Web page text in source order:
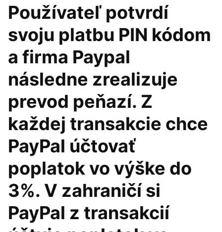
Používateľ potvrdí
svoju platbu PIN kódom
a firma Paypal
následne zrealizuje
prevod peňazí. Z
každej transakcie chce
PayPal účtovať
poplatok vo výške do
3%. V zahraničí si
PayPal z transakcií